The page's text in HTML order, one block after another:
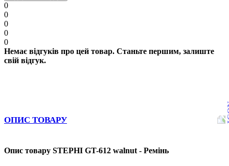
0
0
0
0
0
Немає відгуків про цей товар. Станьте першим, залиште
свій відгук.
ОПИС ТОВАРУ
Опис товару STEPHI GT-612 walnut - Ремінь